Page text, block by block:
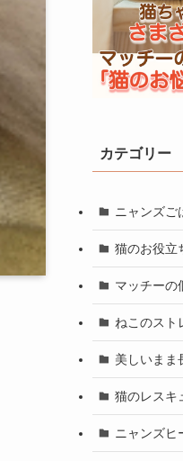
カテゴリー
ニャンズご
猫のお役立
マッチーの
ねこのスト
美しいまま
猫のレスキ
ニャンズヒ